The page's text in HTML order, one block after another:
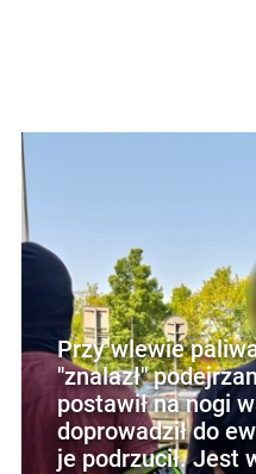
Przy wlewie
"znalazł"
postawił na nogi
doprowadził do
je podrzucił. Jest